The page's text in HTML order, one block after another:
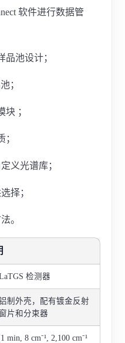
软件进行数据管
品池设计；
；
；
义光谱库；
择；
。
检测器
制外壳，配有镀金反射
片和分束器
min, 8 cm⁻¹, 2,100 cm⁻¹